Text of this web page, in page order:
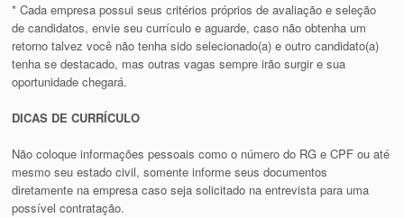
* Cada empresa possui seus critérios próprios de avaliação e seleção
de candidatos, envie seu currículo e aguarde, caso não obtenha um
retorno talvez você não tenha sido selecionado(a) e outro candidato(a)
tenha se destacado, mas outras vagas sempre irão surgir e sua
oportunidade chegará.
DICAS DE CURRÍCULO
Não coloque informações pessoais como o número do RG e CPF ou até
mesmo seu estado civil, somente informe seus documentos
diretamente na empresa caso seja solicitado na entrevista para uma
possível contratação.